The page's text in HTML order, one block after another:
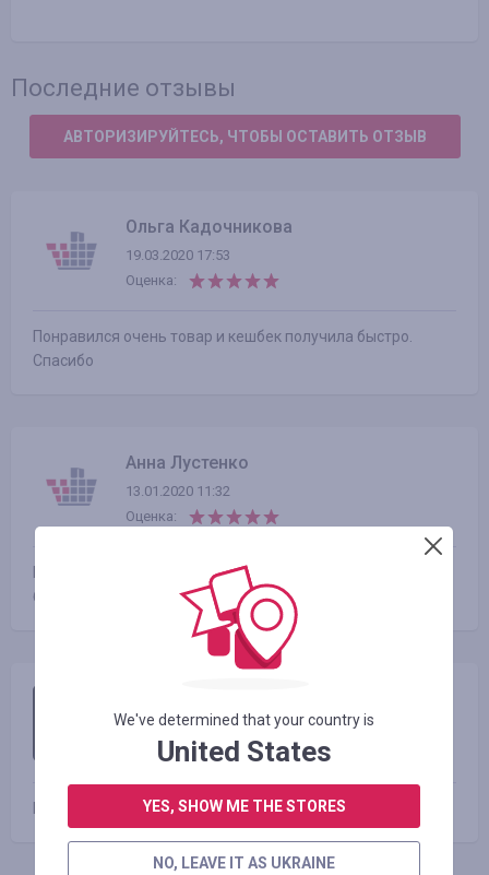
Последние отзывы
АВТОРИЗИРУЙТЕСЬ, ЧТОБЫ ОСТАВИТЬ ОТЗЫВ
Ольга Кадочникова
19.03.2020 17:53
Оценка:
Понравился очень товар и кешбек получила быстро.
Спасибо
Анна Лустенко
13.01.2020 11:32
Оценка:
Кэшбэк получила через 2 недели, считаю это достаточно
быстро.
18.02.2019 18:24
Оценка:
Кешбек отримала. Швидке зарахування
We've determined that your country is
United States
YES, SHOW ME THE STORES
NO, LEAVE IT AS UKRAINE